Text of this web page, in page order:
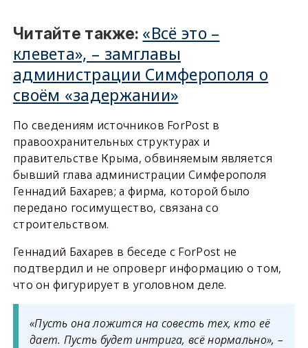
Читайте также: «Всё это –
клевета», – замглавы
администрации Симферополя о
своём «задержании»
По сведениям источников ForPost в
правоохранительных структурах и
правительстве Крыма, обвиняемым является
бывший глава администрации Симферополя
Геннадий Бахарев; а фирма, которой было
передано госимущество, связана со
строительством.
Геннадий Бахарев в беседе с ForPost не
подтвердил и не опроверг информацию о том,
что он фигурирует в уголовном деле.
«Пусть она ложится на совесть тех, кто её
дает. Пусть будет интрига, всё нормально», –